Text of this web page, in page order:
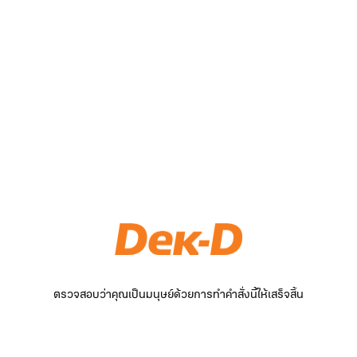
ตรวจสอบว่าคุณเป็นมนุษย์ด้วยการทำคำสั่งนี้ให้เสร็จสิ้น